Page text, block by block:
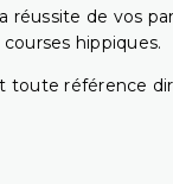
réussite de vos
hippiques.
toute référence